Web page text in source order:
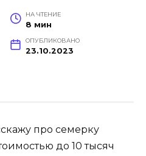
НА ЧТЕНИЕ
8 мин
ОПУБЛИКОВАНО
23.10.2023
про семерку
до 10 тысяч